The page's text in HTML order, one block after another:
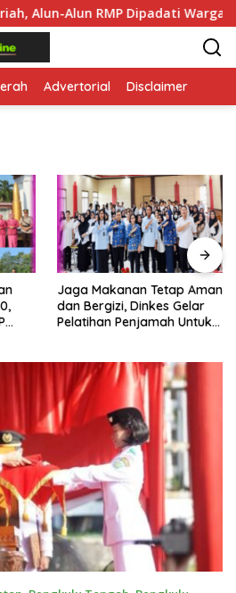
Alun RMP Dipadati Warga
Advertorial Disclaimer
Jaga Makanan Tetap Aman
dan Bergizi, Dinkes Gelar
Pelatihan Penjamah Untuk